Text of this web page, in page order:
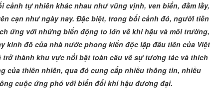
cảnh tự nhiên khác nhau như vũng vịnh, ven biển, đầm lầy,
cạn như ngày nay. Đặc biệt, trong bối cảnh đó, người tiền
ứng với những biến động to lớn về khí hậu và môi trường,
kinh đô của nhà nước phong kiến độc lập đầu tiên của Việt
trở thành khu vực nổi bật toàn cầu về sự tương tác và thích
của thiên nhiên, qua đó cung cấp nhiều thông tin, nhiều
cuộc ứng phó với biến đổi khí hậu đương đại.